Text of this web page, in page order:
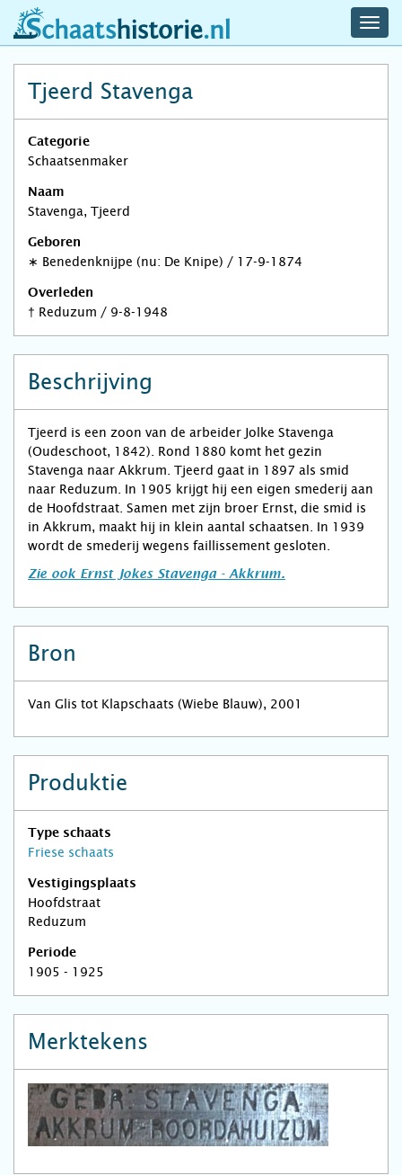
schaatshistorie.nl
Tjeerd Stavenga
Categorie
Schaatsenmaker
Naam
Stavenga, Tjeerd
Geboren
∗ Benedenknijpe (nu: De Knipe) / 17-9-1874
Overleden
† Reduzum / 9-8-1948
Beschrijving
Tjeerd is een zoon van de arbeider Jolke Stavenga
(Oudeschoot, 1842). Rond 1880 komt het gezin
Stavenga naar Akkrum. Tjeerd gaat in 1897 als smid
naar Reduzum. In 1905 krijgt hij een eigen smederij aan
de Hoofdstraat. Samen met zijn broer Ernst, die smid is
in Akkrum, maakt hij in klein aantal schaatsen. In 1939
wordt de smederij wegens faillissement gesloten.
Zie ook Ernst Jokes Stavenga - Akkrum.
Bron
Van Glis tot Klapschaats (Wiebe Blauw), 2001
Produktie
Type schaats
Friese schaats
Vestigingsplaats
Hoofdstraat
Reduzum
Periode
1905 - 1925
Merktekens